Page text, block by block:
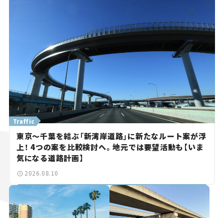
Traffic
東京～千葉を結ぶ「新湾岸道路」に新たなルート案が浮
上！ 4つの案を比較検討へ。地元では要望活動も【いま
気になる道路計画】
2026.08.10